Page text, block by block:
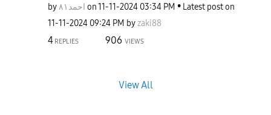
by احمد٨١ on‎11-11-2024 03:34 PM
Latest post on
‎11-11-2024 09:24 PM byzaki88
4 REPLIES 906 VIEWS
View All